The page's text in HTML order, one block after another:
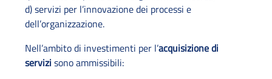
d) servizi per l’innovazione dei processi e
dell’organizzazione.
Nell’ambito di investimenti per l’acquisizione di
servizi sono ammissibili: